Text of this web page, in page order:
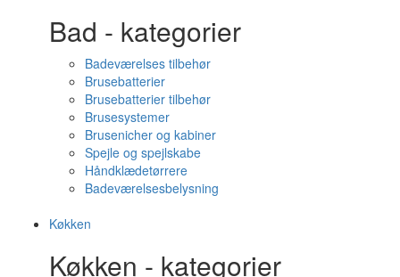
Bad - kategorier
Badeværelses tilbehør
Brusebatterier
Brusebatterier tilbehør
Brusesystemer
Brusenicher og kabiner
Spejle og spejlskabe
Håndklædetørrere
Badeværelsesbelysning
Køkken
Køkken - kategorier